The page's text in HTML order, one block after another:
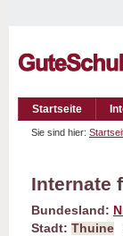
Startseite
Sie sind hier:
Internate
Bundesland:
Stadt: Thuine